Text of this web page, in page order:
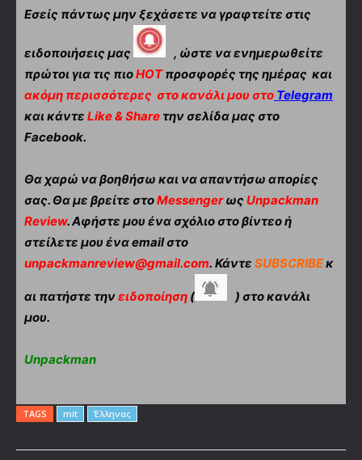
Εσείς πάντως μην ξεχάσετε να γραφτείτε στις
ειδοποιήσεις μας
, ώστε να ενημερωθείτε
πρώτοι για τις πιοHOTπροσφορές της ημέρας και
ακόμη περισσότερες στο κανάλι μου στο Telegram
και κάντε Like & Share την σελίδα μας στο
Facebook.
Θα χαρώ να βοηθήσω και να απαντήσω απορίες
σας. Θα με βρείτε στοMessengerως Unpackman
Review. Αφήστε μου ένα σχόλιο στο βίντεο ή
στείλετε μου ένα email στο
unpackmanreview@gmail.com. Κάντε SUBSCRIBEκ
αι πατήστε τηνειδοποίηση (
) στο κανάλι
μου.
Unpackman
TAGS mit Έλληνας